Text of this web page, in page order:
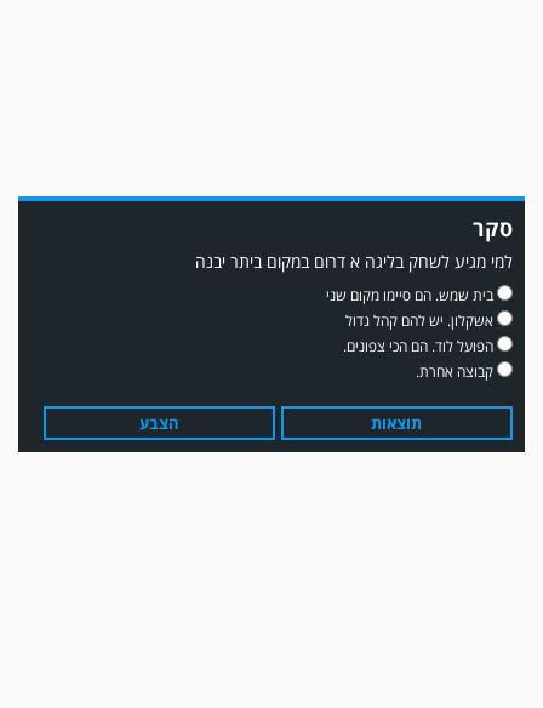
ממן ▫️אליאור משלי ▫️גול עצמי ▫️קובי מור
סקר
למי מגיע לשחק בליגה א דרום במקום ביתר יבנה
בית שמש. הם סיימו מקום שני
אשקלון. יש להם קהל גדול
הפועל לוד. הם הכי צפונים.
קבוצה אחרת.
תוצאות הצבע